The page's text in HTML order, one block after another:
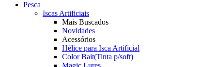
Pesca
Iscas Artificiais
Mais Buscados
Novidades
Acessórios
Hélice para Isca Artificial
Color Bait(Tinta p/soft)
Magic Lures